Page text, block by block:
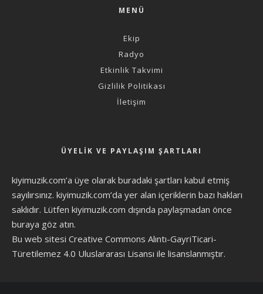
MENÜ
Ekip
Radyo
Etkinlik Takvimi
Gizlilik Politikası
İletişim
ÜYELIK VE PAYLAŞIM ŞARTLARI
kiyimuzik.com’a üye olarak buradaki şartları kabul etmiş
sayılırsınız. kiyimuzik.com’da yer alan içeriklerin bazı hakları
saklıdır. Lütfen kiyimuzik.com dışında paylaşmadan önce
buraya göz atın.
Bu web sitesi Creative Commons Alıntı-GayriTicari-
Türetilemez 4.0 Uluslararası Lisansı ile lisanslanmıştır.